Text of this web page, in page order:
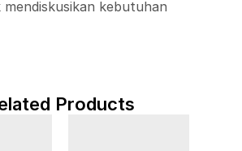
kebutuhan
Products